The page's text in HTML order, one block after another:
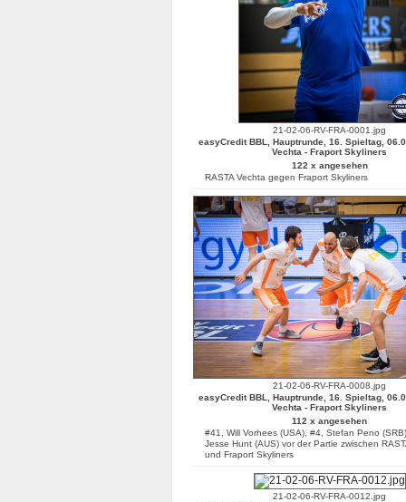
21-02-06-RV-FRA-0001.jpg
easyCredit BBL, Hauptrunde, 16. Spieltag,
Vechta - Fraport Skyliners
122 x angesehen
RASTA Vechta gegen Fraport Skyliners
21-02-06-RV-FRA-0008.jpg
easyCredit BBL, Hauptrunde, 16. Spieltag,
Vechta - Fraport Skyliners
112 x angesehen
#41, Will Vorhees (USA), #4, Stefan Peno
Jesse Hunt (AUS) vor der Partie zwischen
und Fraport Skyliners
21-02-06-RV-FRA-0012.jpg